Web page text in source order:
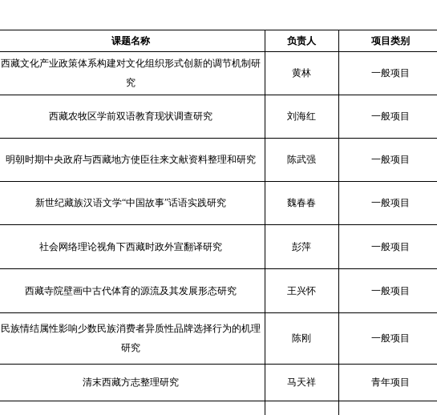
课题名称 负责人 项目类别
西藏文化产业政策体系构建对文化组织形式创新的调节机制研
究
黄林 一般项目
西藏农牧区学前双语教育现状调查研究 刘海红 一般项目
明朝时期中央政府与西藏地方使臣往来文献资料整理和研究 陈武强 一般项目
新世纪藏族汉语文学“中国故事”话语实践研究 魏春春 一般项目
社会网络理论视角下西藏时政外宣翻译研究 彭萍 一般项目
西藏寺院壁画中古代体育的源流及其发展形态研究 王兴怀 一般项目
民族情结属性影响少数民族消费者异质性品牌选择行为的机理
研究
陈刚 一般项目
清末西藏方志整理研究 马天祥 青年项目